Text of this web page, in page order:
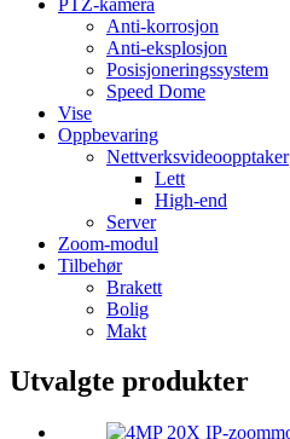
Anti-korrosjon
Anti-eksplosjon
Posisjoneringssystem
Speed ​​Dome
Vise
Oppbevaring
Nettverksvideoopptaker
Lett
High-end
Server
Zoom-modul
Tilbehør
Brakett
Bolig
Makt
Utvalgte produkter